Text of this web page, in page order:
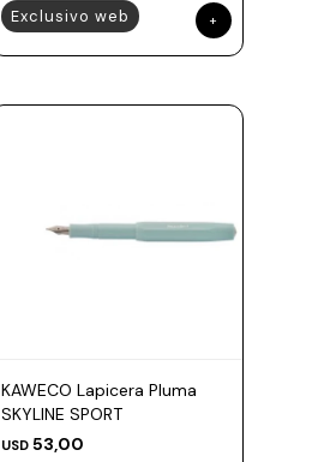
Exclusivo web
KAWECO Lapicera Pluma
SKYLINE SPORT
USD 53,00